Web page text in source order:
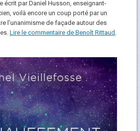
écrit par Daniel Husson, enseignant-
voilà encore un coup porté par un
l’unanimisme de façade autour des
Lire le commentaire de Benoît Rittaud